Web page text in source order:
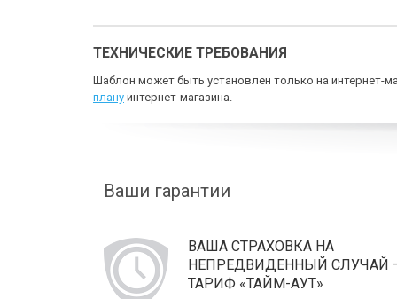
ТЕХНИЧЕСКИЕ ТРЕБОВАНИЯ
Шаблон может быть установлен только на интернет-
плану интернет-магазина.
Ваши гарантии
ВАША СТРАХОВКА НА
НЕПРЕДВИДЕННЫЙ СЛУЧАЙ
ТАРИФ «ТАЙМ-АУТ»